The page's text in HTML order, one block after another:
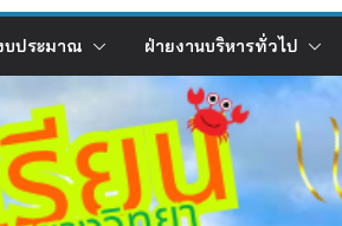
บประมาณ ฝ่ายงานบริหารทั่วไป